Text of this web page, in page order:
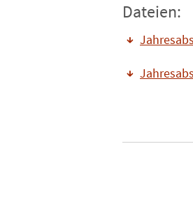
Dateien: